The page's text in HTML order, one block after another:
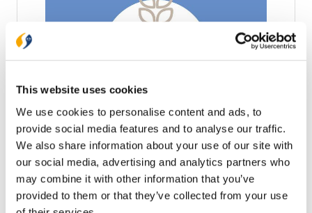
This website uses cookies
We use cookies to personalise content and ads, to
provide social media features and to analyse our traffic.
We also share information about your use of our site with
our social media, advertising and analytics partners who
may combine it with other information that you’ve
provided to them or that they’ve collected from your use
Studiebijbel Het Nieuwe Leven
Wat betekent de Bijbel voor mij vandaag? Het
nieuwe Leven helpt je bij het vinden van een
antwoord op die vraag. Deze studiebijbel vertaalt de
Bijbel naar de praktijk van het leven en biedt
€ 85,00